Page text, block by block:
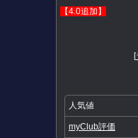
【4.0追加】
[
人気値
myClub評価